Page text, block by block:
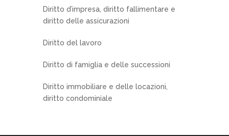
Diritto d’impresa, diritto fallimentare e
diritto delle assicurazioni
Diritto del lavoro
Diritto di famiglia e delle successioni
Diritto immobiliare e delle locazioni,
diritto condominiale